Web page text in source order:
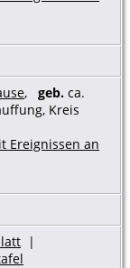
, geb. ca.
Kreis
|